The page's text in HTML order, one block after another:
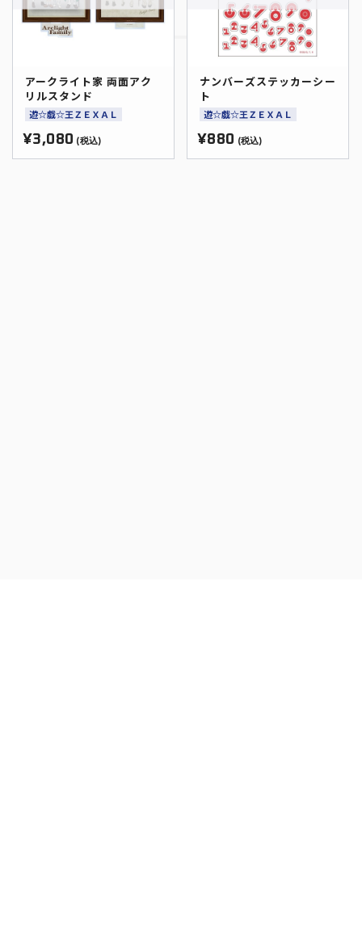
アークライト家 両面アク
リルスタンド
遊☆戯☆王ＺＥＸＡＬ
¥3,080 (税込)
ナンバーズステッカーシー
ト
遊☆戯☆王ＺＥＸＡＬ
¥880 (税込)